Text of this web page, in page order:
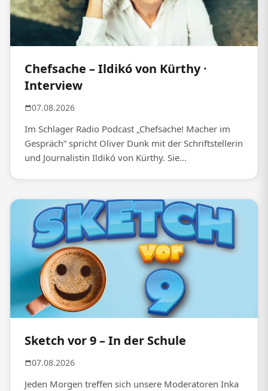
Chefsache – Ildikó von Kürthy ·
Interview
07.08.2026
Im Schlager Radio Podcast „Chefsache! Macher im
Gespräch“ spricht Oliver Dunk mit der Schriftstellerin
und Journalistin Ildikó von Kürthy. Sie...
Sketch vor 9 – In der Schule
07.08.2026
Jeden Morgen treffen sich unsere Moderatoren Inka